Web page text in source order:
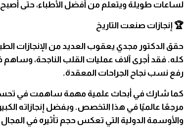
لساعات طويلة ويتعلم من أفضل الأطباء، حتى أصبح
🏆 إنجازات صنعت التاريخ
حقق الدكتور مجدي يعقوب العديد من الإنجازات
كله. فقد أجرى آلاف عمليات القلب الناجحة،
رفع نسب نجاح الجراحات المعقدة.
كما شارك في أبحاث علمية مهمة ساهمت في
مرجعًا عالميًا في هذا التخصص. وبفضل إنجازاته
والأوسمة الدولية التي تعكس حجم تأثيره في